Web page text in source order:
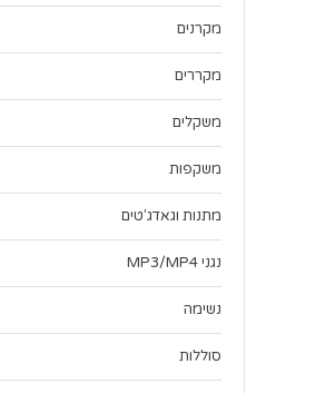
מקרנים
מקררים
משקלים
משקפות
מתנות וגאדג'טים
נגני MP3/MP4
נשימה
סוללות